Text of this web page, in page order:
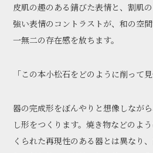
皮肌の趣のある錆びた表情と、割肌
強い表情のコントラストが、和の空
一無二の存在感を放ちます。
「この本小松石をどのように削って
器の完成形をぼんやりと想像しなが
し形をつくります。焼き物などのよ
くられた再現性のある器とは異なり